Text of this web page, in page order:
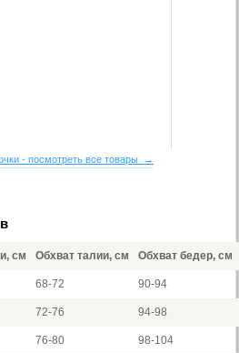
- посмотреть все товары →
см Обхват талии, см Обхват бедер, см
68-72 90-94
72-76 94-98
76-80 98-104